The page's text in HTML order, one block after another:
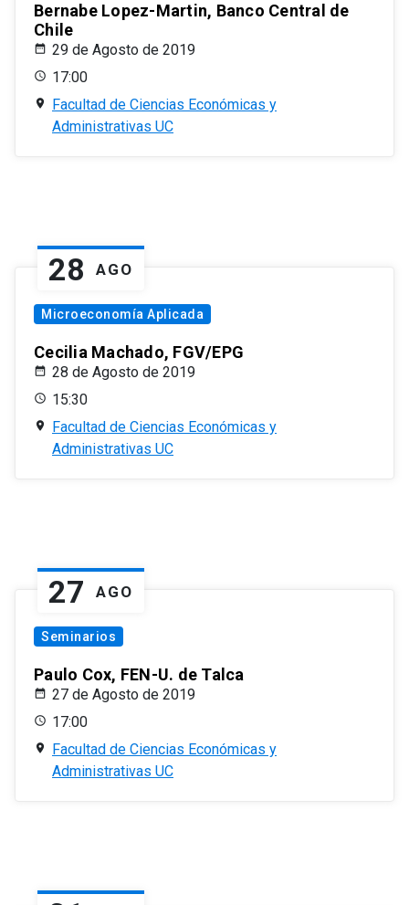
Bernabe Lopez-Martin, Banco Central de
Chile
29 de Agosto de 2019
17:00
Facultad de Ciencias Económicas y
Administrativas UC
28 AGO
Microeconomía Aplicada
Cecilia Machado, FGV/EPG
28 de Agosto de 2019
15:30
Facultad de Ciencias Económicas y
Administrativas UC
27 AGO
Seminarios
Paulo Cox, FEN-U. de Talca
27 de Agosto de 2019
17:00
Facultad de Ciencias Económicas y
Administrativas UC